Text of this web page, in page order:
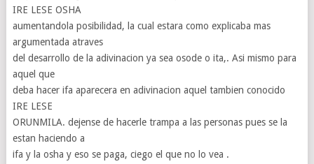
IRE LESE OSHA
aumentandola posibilidad, la cual estara como explicaba mas
argumentada atraves
del desarrollo de la adivinacion ya sea osode o ita,. Asi mismo para
aquel que
deba hacer ifa aparecera en adivinacion aquel tambien conocido
IRE LESE
ORUNMILA. dejense de hacerle trampa a las personas pues se la
estan haciendo a
ifa y la osha y eso se paga, ciego el que no lo vea .